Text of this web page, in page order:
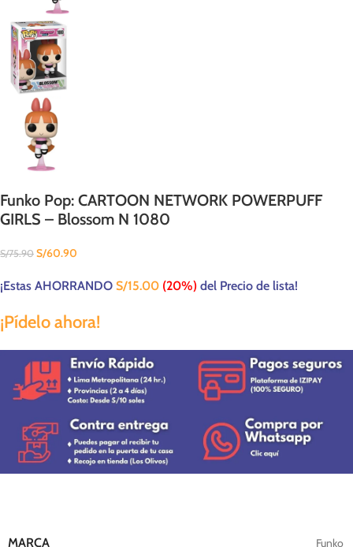
Funko Pop: CARTOON NETWORK POWERPUFF
GIRLS – Blossom N 1080
S/75.90 S/60.90
¡Estas AHORRANDO S/15.00 (20%) del Precio de lista!
¡Pídelo ahora!
MARCA Funko